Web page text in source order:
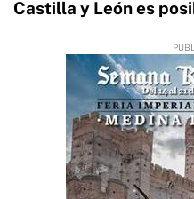
Castilla y León es